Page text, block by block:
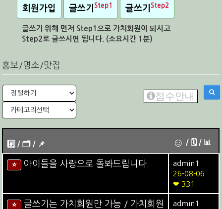
회원가입 글쓰기 Step1 글쓰기 Step2
글쓰기 위해 먼저 Step1으로 가치회원이 되시고
Step2로 글쓰시면 됩니다. (소요시간 1분)
홍보/명소/맛집
점수안내
#️⃣ / 🗂️️️ / 📌️ ☺ / 🗓︎ / 📊
⭐ 아이들을 사랑으로 돌봐드립니다.
admin1
26-08-06
❤ 331
⭐
글쓰기는 가치회원만 가능 / 가치회원
admin1